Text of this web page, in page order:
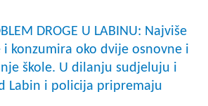
DROGE U LABINU: Najviše
i konzumira oko dvije osnovne i
škole. U dilanju sudjeluju i
Labin i policija pripremaju